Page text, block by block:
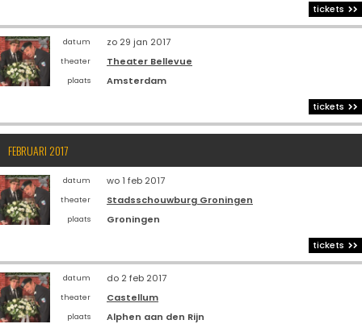
tickets
datum zo 29 jan 2017
theater Theater Bellevue
plaats
Amsterdam
tickets
FEBRUARI 2017
datum wo 1 feb 2017
theater Stadsschouwburg Groningen
plaats
Groningen
tickets
datum do 2 feb 2017
theater Castellum
plaats
Alphen aan den Rijn